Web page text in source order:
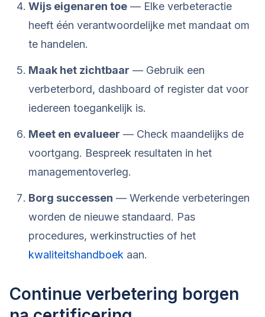
Wijs eigenaren toe — Elke verbeteractie
heeft één verantwoordelijke met mandaat om
te handelen.
Maak het zichtbaar — Gebruik een
verbeterbord, dashboard of register dat voor
iedereen toegankelijk is.
Meet en evalueer — Check maandelijks de
voortgang. Bespreek resultaten in het
managementoverleg.
Borg successen — Werkende verbeteringen
worden de nieuwe standaard. Pas
procedures, werkinstructies of het
kwaliteitshandboek aan.
Continue verbetering borgen